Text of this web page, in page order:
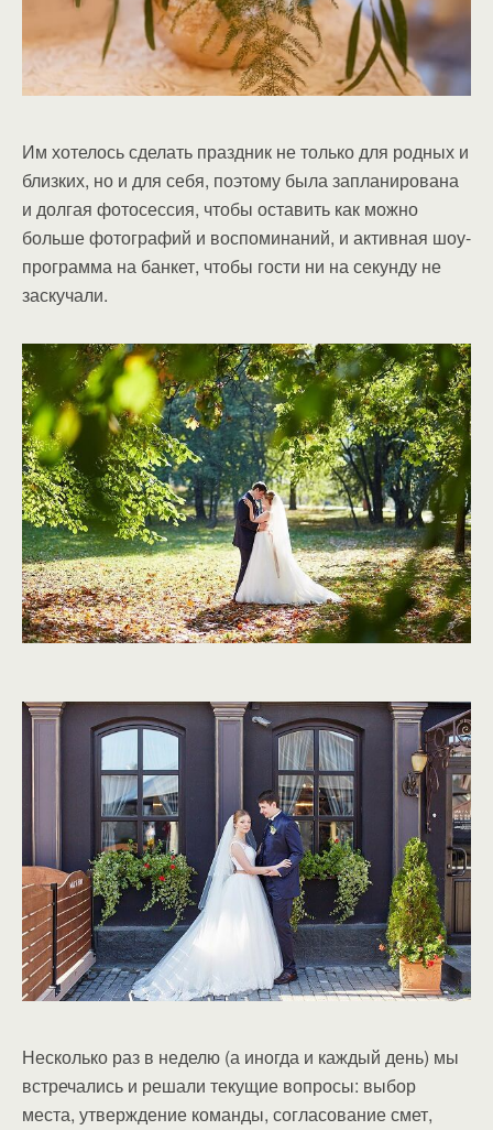
Им хотелось сделать праздник не только для родных и
близких, но и для себя, поэтому была запланирована
и долгая фотосессия, чтобы оставить как можно
больше фотографий и воспоминаний, и активная шоу-
программа на банкет, чтобы гости ни на секунду не
заскучали.
Несколько раз в неделю (а иногда и каждый день) мы
встречались и решали текущие вопросы: выбор
места, утверждение команды, согласование смет,